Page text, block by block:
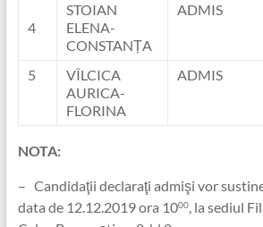
4
STOIAN
ELENA-
CONSTANȚA
ADMIS
5
VÎLCICA
AURICA-
FLORINA
ADMIS
NOTA:
– Candidaţii declaraţi admişi vor
data de 12.12.2019 ora 1000, la sediul